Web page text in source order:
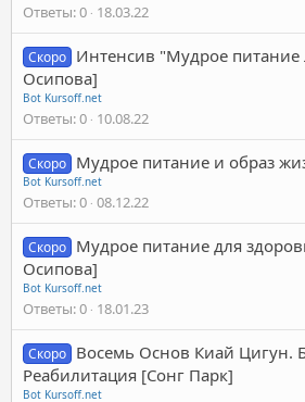
Ответы 0 18.03.22
Скоро Интенсив "Мудрое
Осипова]
Bot Kursoff.net
Ответы 0 10.08.22
Скоро Мудрое питание и образ
Bot Kursoff.net
Ответы 0 08.12.22
Скоро Мудрое питание для
Осипова]
Bot Kursoff.net
Ответы 0 18.01.23
Скоро Восемь Основ Киай Цигун.
Реабилитация [Сонг Парк]
Bot Kursoff.net